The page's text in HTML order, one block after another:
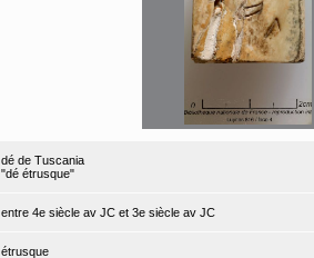
dé de Tuscania
"dé étrusque"
entre 4e siècle av JC et 3e siècle av JC
étrusque